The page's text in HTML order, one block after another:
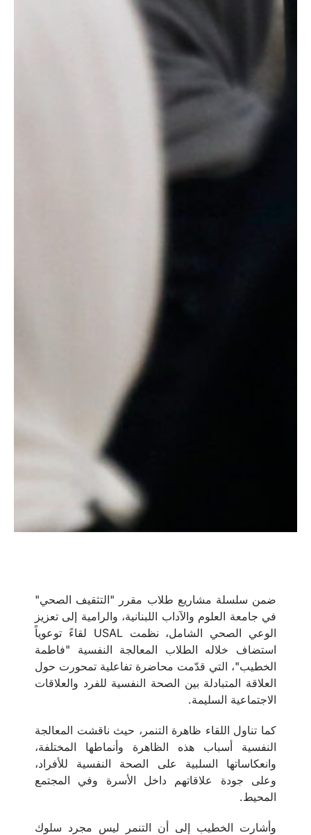
ضمن سلسلة مشاريع طلاب مقرر "التثقيف الصحي"
في جامعة العلوم والآداب اللبنانية، والرامية إلى تعزيز
الوعي الصحي الشامل، نظمت USAL لقاءً توعوياً
استضاف خلاله الطلاب المعالجة النفسية "فاطمة
الخطيب"، التي قدّمت محاضرة تفاعلية تمحورت حول
العلاقة المتبادلة بين الصحة النفسية للفرد والعلاقات
الاجتماعية السليمة.
كما تناول اللقاء ظاهرة التنمر، حيث ناقشت المعالجة
النفسية أسباب هذه الظاهرة وأنماطها المختلفة،
وانعكاساتها السلبية على الصحة النفسية للأفراد،
وعلى جودة علاقاتهم داخل الأسرة وفي المجتمع
المحيط.
وأشارت الخطيب إلى أن التنمر ليس مجرد سلوك